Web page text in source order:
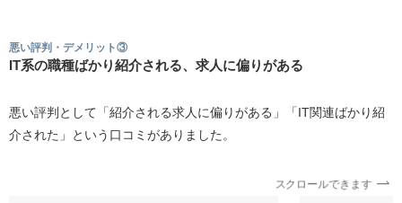
悪い評判・デメリット③
IT系の職種ばかり紹介される、求人に偏りがある
悪い評判として「紹介される求人に偏りがある」「IT関連ばかり紹
介された」という口コミがありました。
スクロールできます